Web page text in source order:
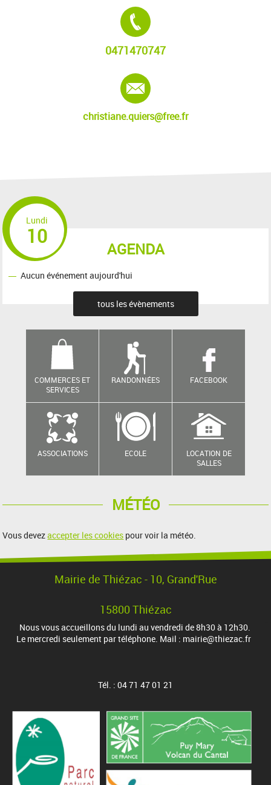
0471470747
christiane.quiers@free.fr
AGENDA
Lundi
10
Aucun événement aujourd'hui
tous les évènements
COMMERCES ET
SERVICES
RANDONNÉES FACEBOOK
ASSOCIATIONS ECOLE
LOCATION DE
SALLES
MÉTÉO
Vous devezaccepter les cookies pour voir la météo.
Mairie de Thiézac - 10, Grand'Rue
15800 Thiézac
Nous vous accueillons du lundi au vendredi de 8h30 à 12h30.
Le mercredi seulement par téléphone. Mail : mairie@thiezac.fr
Tél. : 04 71 47 01 21